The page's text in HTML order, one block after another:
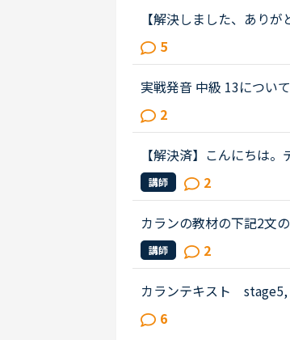
【解決しました、あり
として全然分からない文
ン中にも質問しましたが
5
実戦発音 中級 13につ
never forget the years
first day we met. Yo...
2
【解決済】こんにちは
nity」 の第2パラグラフ
food becoming easier to
講師 2
カランの教材の下記2文
f theclassroom after the
ssroom after the lesson; ...
講師 2
カランテキスト
記のお尋ねです。The
emind&quot; is that we
6